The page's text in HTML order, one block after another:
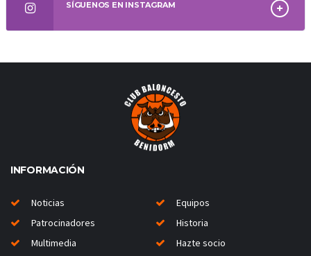
SÍGUENOS EN INSTAGRAM
INFORMACIÓN
Noticias
Equipos
Patrocinadores
Historia
Multimedia
Hazte socio